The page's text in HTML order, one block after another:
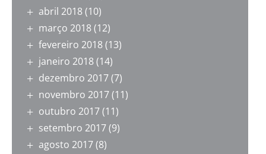
abril 2018(10)
março 2018(12)
fevereiro 2018(13)
janeiro 2018(14)
dezembro 2017(7)
novembro 2017(11)
outubro 2017(11)
setembro 2017(9)
agosto 2017(8)